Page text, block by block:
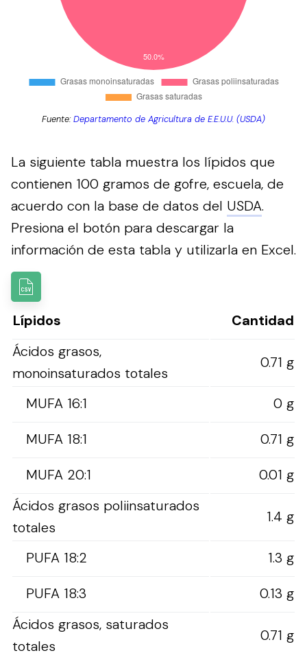
Fuente:Departamento de Agricultura de E.E.U.U. (USDA)
La siguiente tabla muestra los lípidos que
contienen 100 gramos de gofre, escuela, de
acuerdo con la base de datos del USDA.
Presiona el botón para descargar la
información de esta tabla y utilizarla en Excel.
Lípidos
Cantidad
Ácidos grasos,
monoinsaturados totales
0.71 g
MUFA 16:1
0 g
MUFA 18:1
0.71 g
MUFA 20:1
0.01 g
Ácidos grasos poliinsaturados
totales
1.4 g
PUFA 18:2
1.3 g
PUFA 18:3
0.13 g
Ácidos grasos, saturados
totales
0.71 g